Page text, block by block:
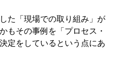
た「現場での取り組み」が
もその事例を「プロセス・
定をしているという点にあ